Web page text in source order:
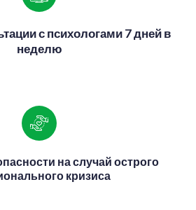
с психологами 7 дней в
неделю
на случай острого
кризиса